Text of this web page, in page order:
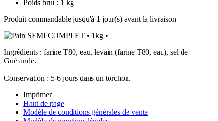
Poids brut : 1 kg
Produit commandable jusqu'à 1 jour(s) avant la livraison
Ingrédients : farine T80, eau, levain (farine T80, eau), sel de
Guérande.
Conservation : 5-6 jours dans un torchon.
Imprimer
Haut de page
Modèle de conditions générales de vente